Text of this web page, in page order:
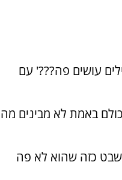
עושים פה???' עם
באמת לא מבינים מה
שבט כזה שהוא לא פה